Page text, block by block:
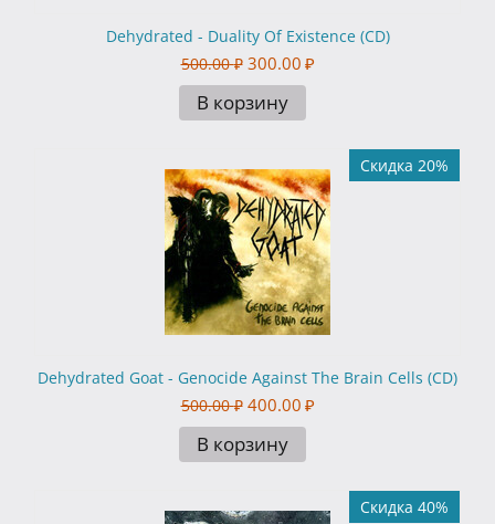
Dehydrated - Duality Of Existence (CD)
500.00 ₽ 300.00 ₽
В корзину
Скидка 20%
Dehydrated Goat - Genocide Against The Brain Cells (CD)
500.00 ₽ 400.00 ₽
В корзину
Скидка 40%